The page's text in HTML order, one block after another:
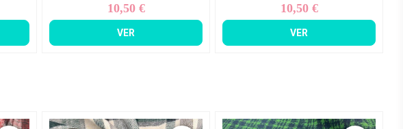
Precio
10,50 €
VER
Precio
10,50 €
VER